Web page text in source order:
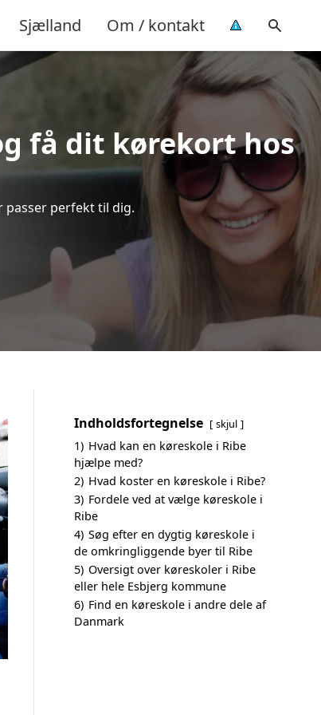
Sjælland Om / kontakt
få dit kørekort hos
passer perfekt til dig.
Indholdsfortegnelse skjul
1) Hvad kan en køreskole i Ribe
hjælpe med?
2) Hvad koster en køreskole i Ribe?
3) Fordele ved at vælge køreskole i
Ribe
4) Søg efter en dygtig køreskole i
de omkringliggende byer til Ribe
5) Oversigt over køreskoler i Ribe
eller hele Esbjerg kommune
6) Find en køreskole i andre dele af
Danmark